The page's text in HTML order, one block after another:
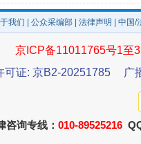
问题” 法
我们 公众采编部 法律声明 | 中国
京ICP备11011765号1至
可证: 京B2-20251785
广
咨询专线： 010-89525216